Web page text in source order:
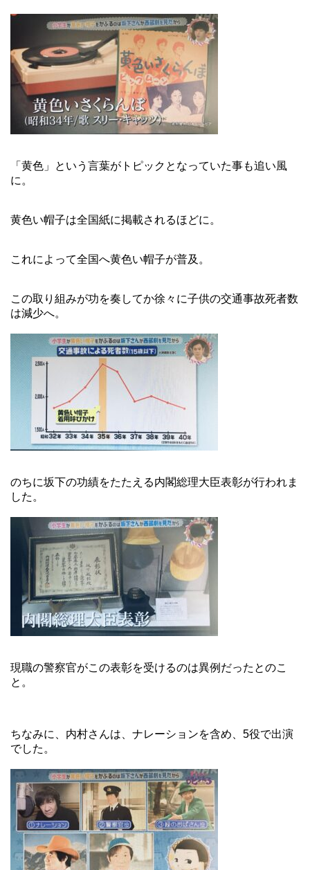
「黄色」という言葉がトピックとなっていた事も追い風
に。
黄色い帽子は全国紙に掲載されるほどに。
これによって全国へ黄色い帽子が普及。
この取り組みが功を奏してか徐々に子供の交通事故死者数
は減少へ。
のちに坂下の功績をたたえる内閣総理大臣表彰が行われま
した。
現職の警察官がこの表彰を受けるのは異例だったとのこ
と。
ちなみに、内村さんは、ナレーションを含め、5役で出演
でした。